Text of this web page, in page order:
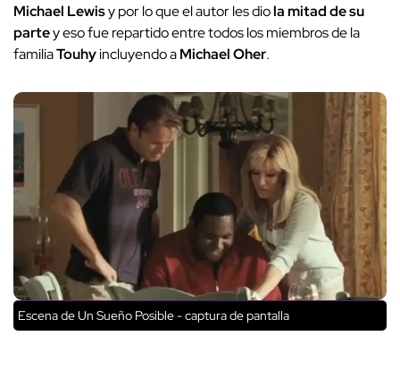
Michael Lewisy por lo que el autor les diola mitad de su
partey eso fue repartido entre todos los miembros de la
familiaTouhyincluyendo aMichael Oher.
Escena de Un Sueño Posible - captura de pantalla